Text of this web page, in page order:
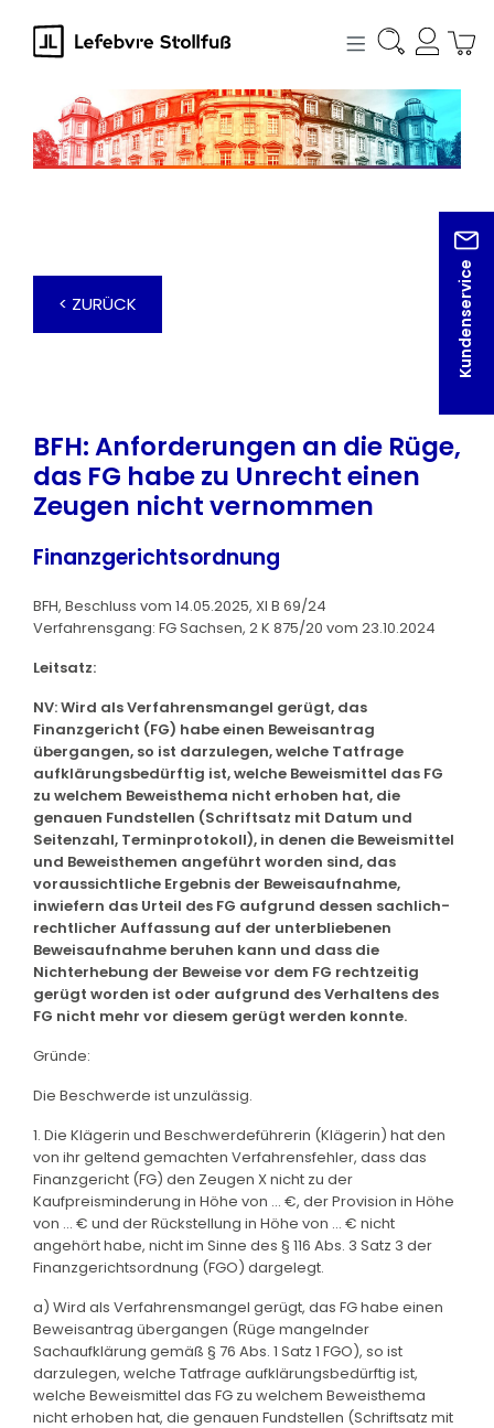
springen
Kundenservice
< ZURÜCK
BFH: Anforderungen an die Rüge,
das FG habe zu Unrecht einen
Zeugen nicht vernommen
Finanzgerichtsordnung
BFH, Beschluss vom 14.05.2025, XI B 69/24
Verfahrensgang: FG Sachsen, 2 K 875/20 vom 23.10.2024
Leitsatz:
NV: Wird als Verfahrensmangel gerügt, das
Finanzgericht (FG) habe einen Beweisantrag
übergangen, so ist darzulegen, welche Tatfrage
aufklärungsbedürftig ist, welche Beweismittel das FG
zu welchem Beweisthema nicht erhoben hat, die
genauen Fundstellen (Schriftsatz mit Datum und
Seitenzahl, Terminprotokoll), in denen die Beweismittel
und Beweisthemen angeführt worden sind, das
voraussichtliche Ergebnis der Beweisaufnahme,
inwiefern das Urteil des FG aufgrund dessen sachlich-
rechtlicher Auffassung auf der unterbliebenen
Beweisaufnahme beruhen kann und dass die
Nichterhebung der Beweise vor dem FG rechtzeitig
gerügt worden ist oder aufgrund des Verhaltens des
FG nicht mehr vor diesem gerügt werden konnte.
Gründe:
Die Beschwerde ist unzulässig.
1. Die Klägerin und Beschwerdeführerin (Klägerin) hat den
von ihr geltend gemachten Verfahrensfehler, dass das
Finanzgericht (FG) den Zeugen X nicht zu der
Kaufpreisminderung in Höhe von ... €, der Provision in Höhe
von ... € und der Rückstellung in Höhe von ... € nicht
angehört habe, nicht im Sinne des § 116 Abs. 3 Satz 3 der
Finanzgerichtsordnung (FGO) dargelegt.
a) Wird als Verfahrensmangel gerügt, das FG habe einen
Beweisantrag übergangen (Rüge mangelnder
Sachaufklärung gemäß § 76 Abs. 1 Satz 1 FGO), so ist
darzulegen, welche Tatfrage aufklärungsbedürftig ist,
welche Beweismittel das FG zu welchem Beweisthema
nicht erhoben hat, die genauen Fundstellen (Schriftsatz mit